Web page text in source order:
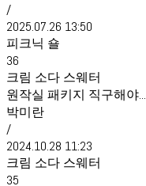
/
2025.07.26 13:50
피크닉 숄
36
크림 소다 스웨터
원작실 패키지 직구해야...
박미란
/
2024.10.28 11:23
크림 소다 스웨터
35